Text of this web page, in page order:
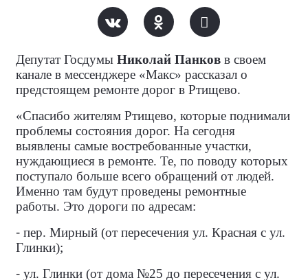
Депутат Госдумы Николай Панков в своем
канале в мессенджере «Макс» рассказал о
предстоящем ремонте дорог в Ртищево.
«Спасибо жителям Ртищево, которые поднимали
проблемы состояния дорог. На сегодня
выявлены самые востребованные участки,
нуждающиеся в ремонте. Те, по поводу которых
поступало больше всего обращений от людей.
Именно там будут проведены ремонтные
работы. Это дороги по адресам:
- пер. Мирный (от пересечения ул. Красная с ул.
Глинки);
- ул. Глинки (от дома №25 до пересечения с ул.